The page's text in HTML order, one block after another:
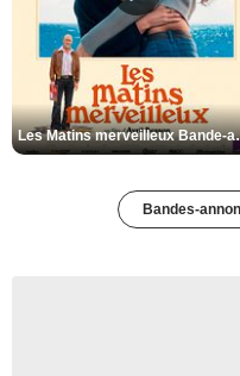
Les
Bandes-